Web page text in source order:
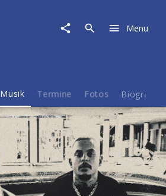
Menu
Musik Termine Fotos Biografie